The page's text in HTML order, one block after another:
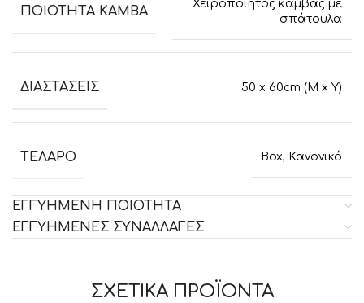
ΠΟΙΟΤΗΤΑ ΚΑΜΒΑ
Χειροποίητος καμβάς με
σπάτουλα
ΔΙΑΣΤΑΣΕΙΣ 50 x 60cm (M x Y)
ΤΕΛΑΡΟ Box, Κανονικό
ΕΓΓΥΗΜΕΝΗ ΠΟΙΟΤΗΤΑ
ΕΓΓΥΗΜΕΝΕΣ ΣΥΝΑΛΛΑΓΕΣ
ΣΧΕΤΙΚΑ ΠΡΟΪΟΝΤΑ